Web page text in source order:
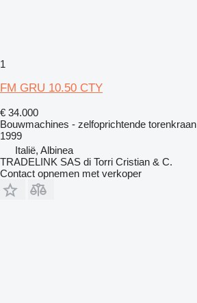
1
FM GRU 10.50 CTY
€ 34.000
Bouwmachines - zelfoprichtende torenkraan
1999
Italië, Albinea
TRADELINK SAS di Torri Cristian & C.
Contact opnemen met verkoper